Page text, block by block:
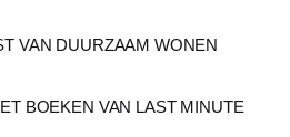
VAN DUURZAAM WONEN
BOEKEN VAN LAST MINUTE